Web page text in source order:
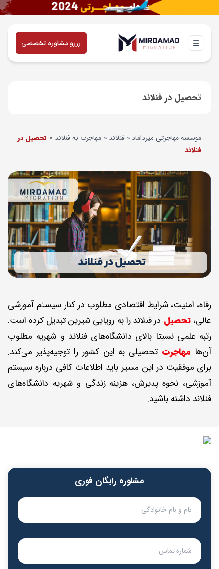
رزرو مشاوره تخصصی
تحصیل در فنلاند
موسسه مهاجرتی میرداماد »فنلاند » مهاجرت به فنلاند » تحصیل در
فنلاند
رفاه، امنیت، شرایط اقتصادی مطلوب در کنار سیستم آموزشی
عالی،تحصیل در فنلاند را به رویایی شیرین تبدیل کرده است.
رتبه علمی نسبتا بالای دانشگاه‌های فنلاند و شهریه مطلوب
آن‌ها مهاجرت تحصیلی به این کشور را توجیه‌پذیر می‌کند.
برای موفقیت در این مسیر باید اطلاعات کافی درباره سیستم
آموزشی، نحوه پذیرش، هزینه زندگی و شهریه دانشگاه‌های
فنلاند داشته باشید.
مشاوره رایگان فوری